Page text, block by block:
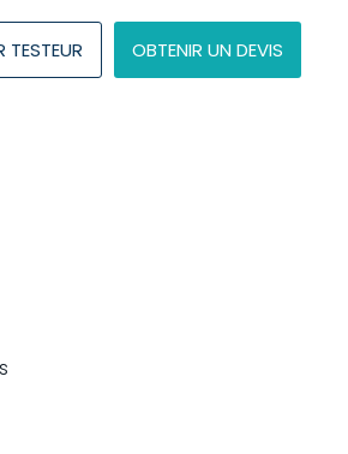
TESTEUR OBTENIR UN DEVIS